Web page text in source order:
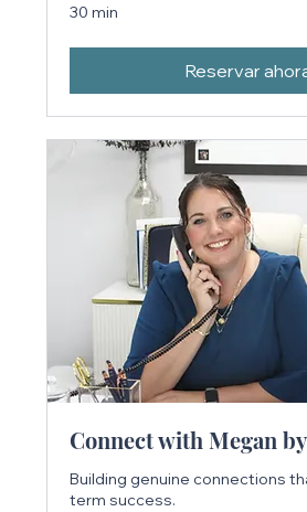
30 min
Reservar
Connect with Megan
Building genuine connections
term success.